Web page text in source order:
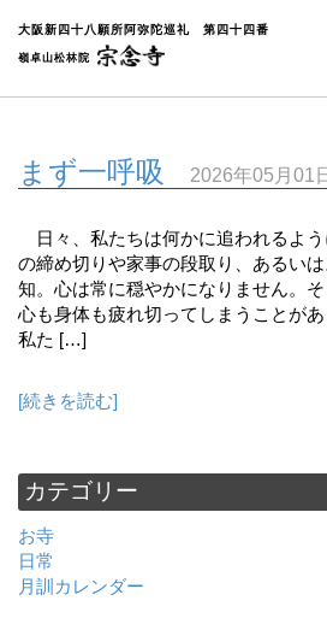
大阪新四十八願所阿弥陀巡礼 第四十四番
嶺卓山松林院
まず一呼吸 2026年05月01
日々、私たちは何かに追われるよ
の締め切りや家事の段取り、あるい
知。心は常に穏やかになりません。
心も身体も疲れ切ってしまうことが
私た […]
[続きを読む]
カテゴリー
お寺
日常
月訓カレンダー